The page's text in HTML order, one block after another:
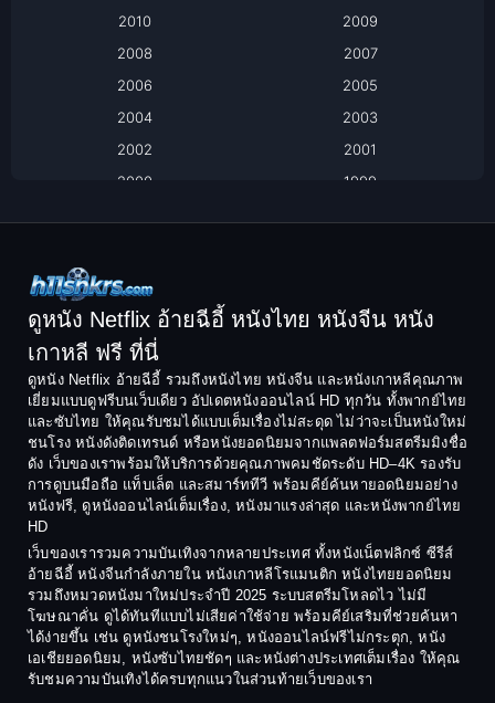
Comedy ตลก
Coming-of-age ชีวิตวัยรุ่น
Crime อาชญากรรม
Crime อาชญากรรม
Culture
Dance เต้น
Dark Comedy ตลกร้าย
2010
2009
2008
2007
2006
2005
2004
2003
2002
2001
2000
1999
1994
1992
1991
1990
1988
1987
1986
1985
1984
1983
1982
1981
1980
1978
1974
1973
1972
1971
1970
1969
1968
1964
ดูหนัง Netflix อ้ายฉีอี้ หนังไทย หนังจีน หนัง
เกาหลี ฟรี ที่นี่
ดูหนัง Netflix อ้ายฉีอี้ รวมถึงหนังไทย หนังจีน และหนังเกาหลีคุณภาพ
เยี่ยมแบบดูฟรีบนเว็บเดียว อัปเดตหนังออนไลน์ HD ทุกวัน ทั้งพากย์ไทย
และซับไทย ให้คุณรับชมได้แบบเต็มเรื่องไม่สะดุด ไม่ว่าจะเป็นหนังใหม่
ชนโรง หนังดังติดเทรนด์ หรือหนังยอดนิยมจากแพลตฟอร์มสตรีมมิงชื่อ
ดัง เว็บของเราพร้อมให้บริการด้วยคุณภาพคมชัดระดับ HD–4K รองรับ
การดูบนมือถือ แท็บเล็ต และสมาร์ททีวี พร้อมคีย์ค้นหายอดนิยมอย่าง
หนังฟรี, ดูหนังออนไลน์เต็มเรื่อง, หนังมาแรงล่าสุด และหนังพากย์ไทย
HD
เว็บของเรารวมความบันเทิงจากหลายประเทศ ทั้งหนังเน็ตฟลิกซ์ ซีรีส์
อ้ายฉีอี้ หนังจีนกำลังภายใน หนังเกาหลีโรแมนติก หนังไทยยอดนิยม
รวมถึงหมวดหนังมาใหม่ประจำปี 2025 ระบบสตรีมโหลดไว ไม่มี
โฆษณาคั่น ดูได้ทันทีแบบไม่เสียค่าใช้จ่าย พร้อมคีย์เสริมที่ช่วยค้นหา
ได้ง่ายขึ้น เช่น ดูหนังชนโรงใหม่ๆ, หนังออนไลน์ฟรีไม่กระตุก, หนัง
เอเชียยอดนิยม, หนังซับไทยชัดๆ และหนังต่างประเทศเต็มเรื่อง ให้คุณ
รับชมความบันเทิงได้ครบทุกแนวในส่วนท้ายเว็บของเรา